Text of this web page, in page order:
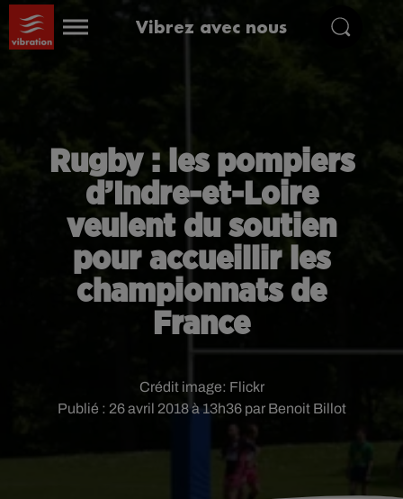
Vibrez avec nous
Rugby : les pompiers
d’Indre-et-Loire
veulent du soutien
pour accueillir les
championnats de
France
Publié : 26 avril 2018 à 13h36 par Benoit Billot
Crédit image: Flickr